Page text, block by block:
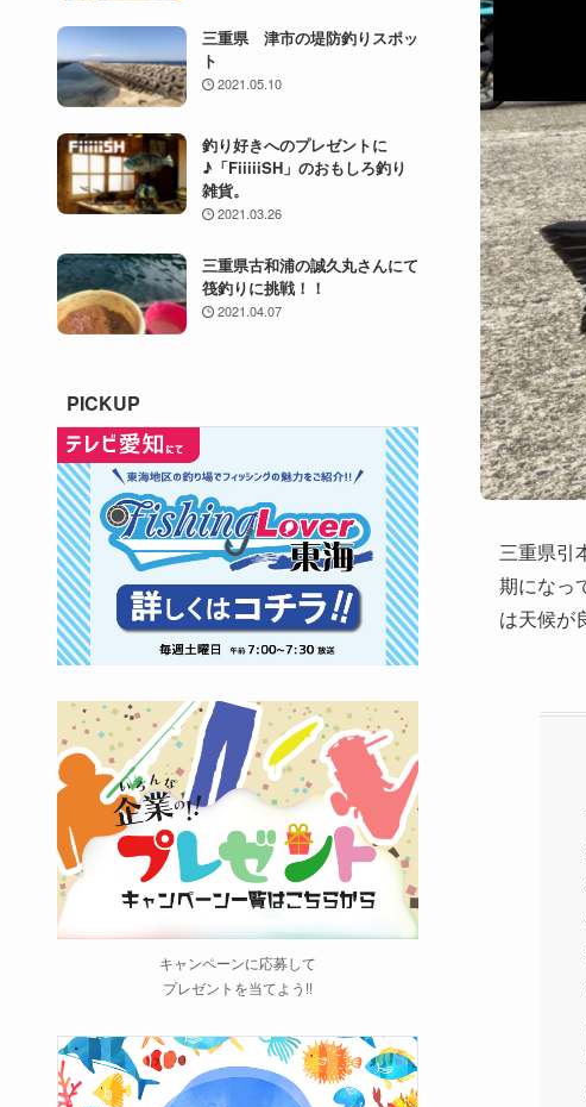
三重県引
期になっ
は天候が
三重県 津市の堤防釣りスポッ
ト
2021.05.10
釣り好きへのプレゼントに
♪「FiiiiiSH」のおもしろ釣り
雑貨。
2021.03.26
三重県古和浦の誠久丸さんにて
筏釣りに挑戦！！
2021.04.07
PICKUP
キャンペーンに応募して
プレゼントを当てよう!!